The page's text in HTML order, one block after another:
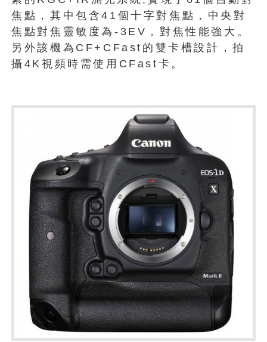
焦點，其中包含41個十字對焦點，中央對
焦點對焦靈敏度為-3EV，對焦性能強大。
另外該機為CF+CFast的雙卡槽設計，拍
攝4K視頻時需使用CFast卡。